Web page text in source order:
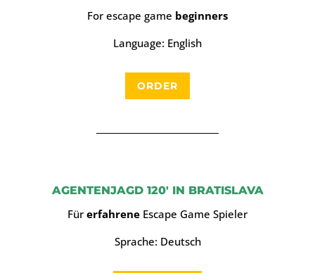
For escape game beginners
Language: English
ORDER
AGENTENJAGD 120′ IN BRATISLAVA
Für erfahrene Escape Game Spieler
Sprache: Deutsch